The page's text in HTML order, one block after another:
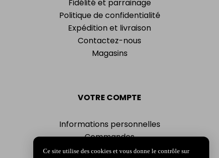
Fidélité et parrainage
Politique de confidentialité
Expédition et livraison
Contactez-nous
Magasins
VOTRE COMPTE
Informations personnelles
Commandes
Adresses
Ce site utilise des cookies et vous donne le contrôle sur